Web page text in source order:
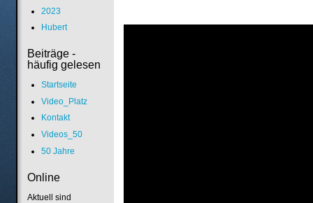
2023
Hubert
Beiträge -
häufig gelesen
Startseite
Video_Platz
Kontakt
Videos_50
50 Jahre
Online
Aktuell sind